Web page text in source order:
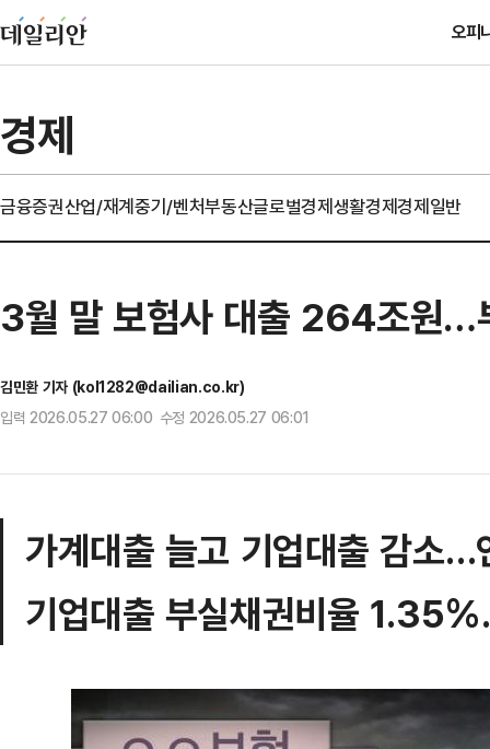
오피
경제
금융증권산업/재계중기/벤처부동산글로벌경제생활경제경제일반
3월 말 보험사 대출 264조원…
김민환 기자 (kol1282@dailian.co.kr)
입력 2026.05.27 06:00 수정 2026.05.27 06:01
가계대출 늘고 기업대출 감소
기업대출 부실채권비율